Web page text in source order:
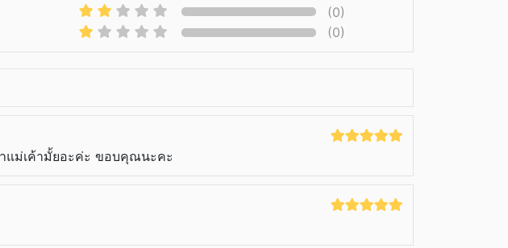
(0)
(0)
แม่เค้ามั้ยอะค่ะ ขอบคุณนะคะ